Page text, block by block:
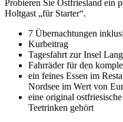
Probieren Sie Ostfriesland ein
Holtgast „für Starter“.
7 Übernachtungen
Kurbeitrag
Tagesfahrt zur Insel
Fahrräder für den
ein feines Essen im
Nordsee im Wert von
eine original
Teetrinken gehört